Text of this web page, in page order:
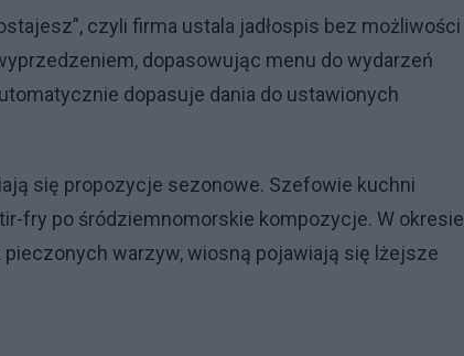
czyli firma ustala jadłospis bez możliwości
dopasowując menu do wydarzeń
dopasuje dania do ustawionych
się propozycje sezonowe. Szefowie kuchni
fry po śródziemnomorskie kompozycje. W okresie
warzyw, wiosną pojawiają się lżejsze